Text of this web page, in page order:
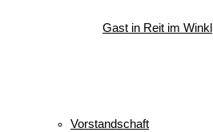
Gast in Reit im Winkl
Vorstandschaft